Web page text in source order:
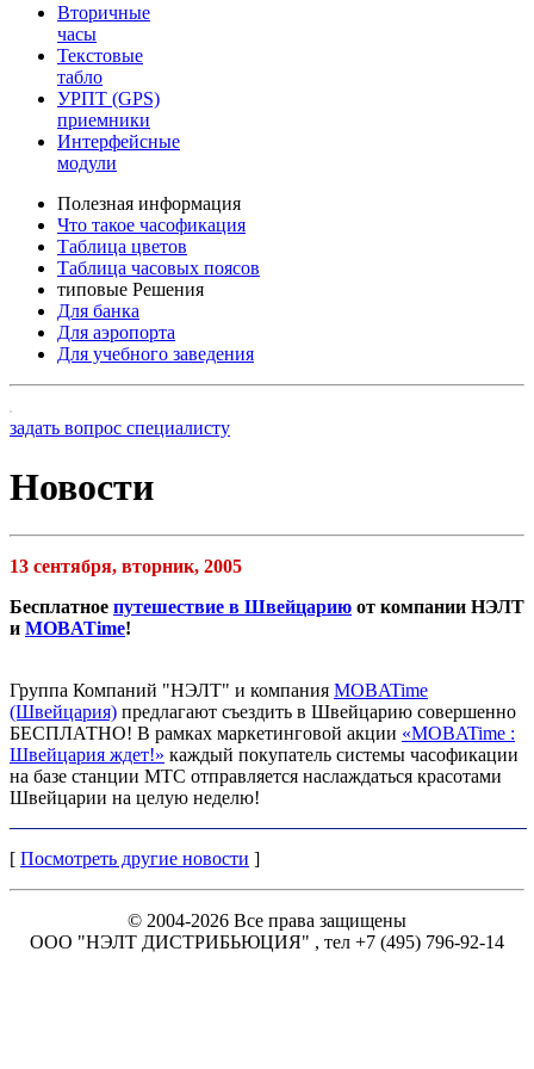
Вторичные
часы
Текстовые
табло
УРПТ (GPS)
приемники
Интерфейсные
модули
Полезная информация
Что такое часофикация
Таблица цветов
Таблица часовых поясов
типовые Решения
Для банка
Для аэропорта
Для учебного заведения
задать вопрос специалисту
Новости
13 сентября, вторник, 2005
Бесплатное путешествие в Швейцарию от компании НЭЛТ
и MOBATime!
Группа Компаний "НЭЛТ" и компания MOBATime
(Швейцария) предлагают съездить в Швейцарию совершенно
БЕСПЛАТНО! В рамках маркетинговой акции «MOBATime :
Швейцария ждет!» каждый покупатель системы часофикации
на базе станции MTC отправляется наслаждаться красотами
Швейцарии на целую неделю!
[ Посмотреть другие новости ]
© 2004-2026 Все права защищены
ООО "НЭЛТ ДИСТРИБЬЮЦИЯ" , тел +7 (495) 796-92-14